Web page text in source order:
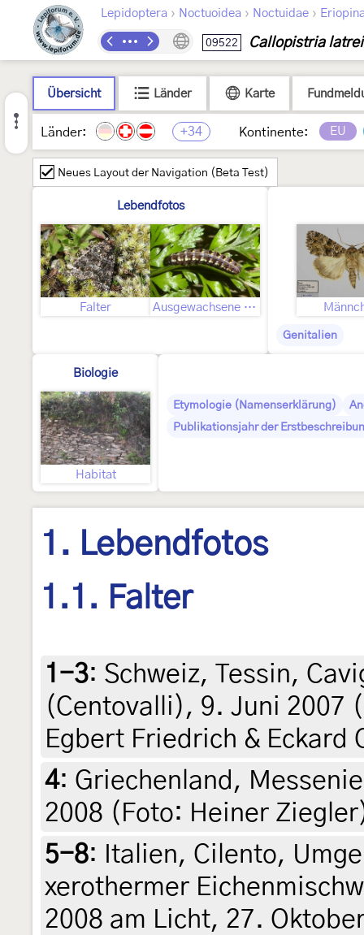
Lepidoptera › Noctuoidea › Noctuidae ›
09522 Callopistria
Übersicht Länder Karte
Länder: +34 Kontinente: EU
Neues Layout der Navigation (Beta Test)
Lebendfotos
Falter Ausgewachsene Raupe
Genitalien
Biologie
Habitat
Etymologie (Namenserklärung)
Publikationsjahr der
1. Lebendfotos
1.1. Falter
1-3: Schweiz, Tessin,
(Centovalli), 9. Juni 2007
Egbert Friedrich & Eckard
4: Griechenland,
2008 (Foto: Heiner
5-8:
Italien, Cilento,
xerothermer
2008 am Licht, 27.